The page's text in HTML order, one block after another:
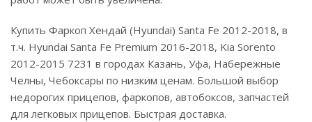
Купить Фаркоп Хендай (Hyundai) Santa Fe 2012-2018, в
т.ч. Hyundai Santa Fe Premium 2016-2018, Kia Sorento
2012-2015 7231 в городах Казань, Уфа, Набережные
Челны, Чебоксары по низким ценам. Большой выбор
недорогих прицепов, фаркопов, автобоксов, запчастей
для легковых прицепов. Быстрая доставка.